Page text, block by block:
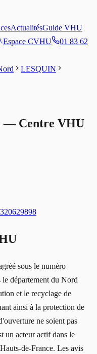
ActualitésGuide VHU
Espace CVHU
01 83 62
LESQUIN
— Centre VHU
sous le numéro
département du Nord
et le recyclage de
ainsi à la protection de
ne soient pas
un acteur actif dans le
de-France. Les avis